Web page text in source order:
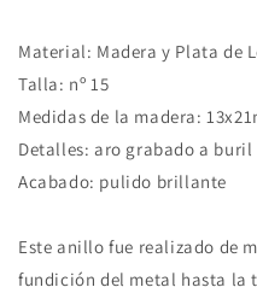
Material: Madera y Plata de
Talla: nº 15
Medidas de la madera:
Detalles: aro grabado a buril
Acabado: pulido brillante
Este anillo fue realizado de
fundición del metal hasta la